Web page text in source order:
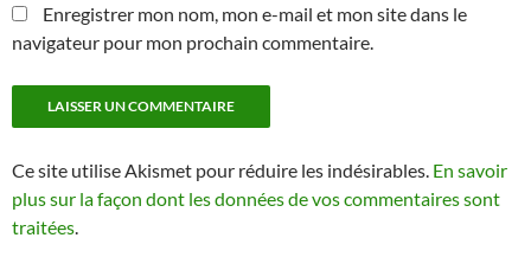
Enregistrer mon nom, mon e-mail et mon site dans le
navigateur pour mon prochain commentaire.
Ce site utilise Akismet pour réduire les indésirables. En savoir
plus sur la façon dont les données de vos commentaires sont
traitées.